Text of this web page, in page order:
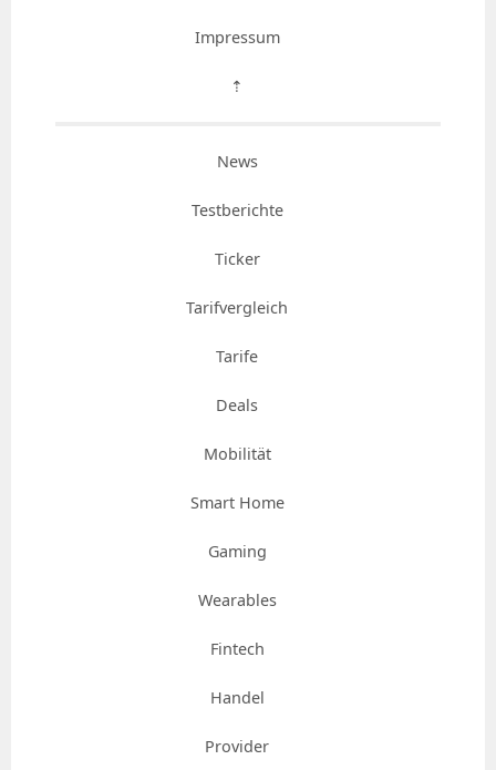
Impressum
⇡
News
Testberichte
Ticker
Tarifvergleich
Tarife
Deals
Mobilität
Smart Home
Gaming
Wearables
Fintech
Handel
Provider